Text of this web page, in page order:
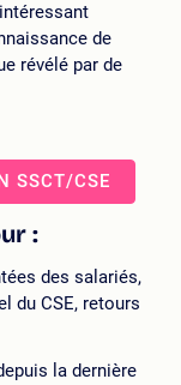
de
révélé par de
SSCT/CSE
:
des salariés,
du CSE, retours
la dernière